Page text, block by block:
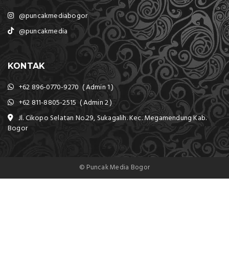
@puncakmediabogor
@puncakmedia
KONTAK
+62 896-0770-9270 ( Admin 1 )
+62 811-8805-2515 ( Admin 2 )
Jl. Cikopo Selatan No.29, Sukagalih. Kec. Megamendung Kab.
Bogor
© Puncak Media Bogor